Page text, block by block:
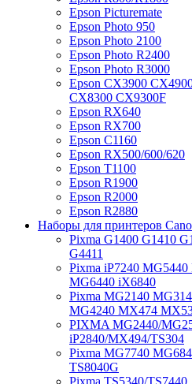
Epson Picturemate
Epson Photo 950
Epson Photo 2100
Epson Photo R2400
Epson Photo R3000
Epson CX3900
CX8300 CX9300F
Epson RX640
Epson RX700
Epson C1160
Epson RX500/600/620
Epson T1100
Epson R1900
Epson R2000
Epson R2880
Наборы для принтеров
Pixma G1400 G1410
G4411
Pixma iP7240
MG6440 iX6840
Pixma MG2140
MG4240 MX474
PIXMA MG2440/
iP2840/MX494/TS304
Pixma MG7740
TS8040G
Pixma TS5340/TS7440